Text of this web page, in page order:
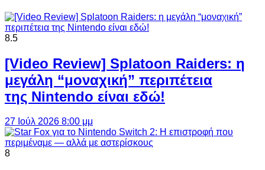
8.5
[Video Review] Splatoon Raiders: η
μεγάλη “μοναχική” περιπέτεια
της Nintendo είναι εδώ!
27 Ιούλ 2026 8:00 μμ
8